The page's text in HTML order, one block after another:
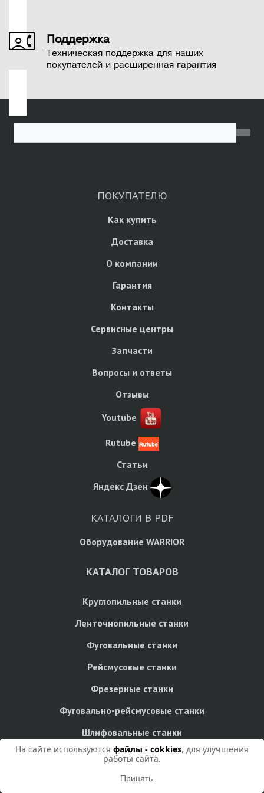
Поддержка
Техническая поддержка для наших
покупателей и расширенная гарантия
ПОКУПАТЕЛЮ
Как купить
Доставка
О компании
Гарантия
Контакты
Сервисные центры
Запчасти
Вопросы и ответы
Отзывы
Youtube
Rutube
Статьи
Яндекс Дзен
КАТАЛОГИ В PDF
Оборудование WARRIOR
КАТАЛОГ ТОВАРОВ
Круглопильные станки
Ленточнопильные станки
Фуговальные станки
Рейсмусовые станки
Фрезерные станки
Фуговально-рейсмусовые станки
Шлифовальные станки
Сверлильные станки
Токарные станки
На сайте используются файлы - cokkies, для улучшения
работы сайта.
Принять